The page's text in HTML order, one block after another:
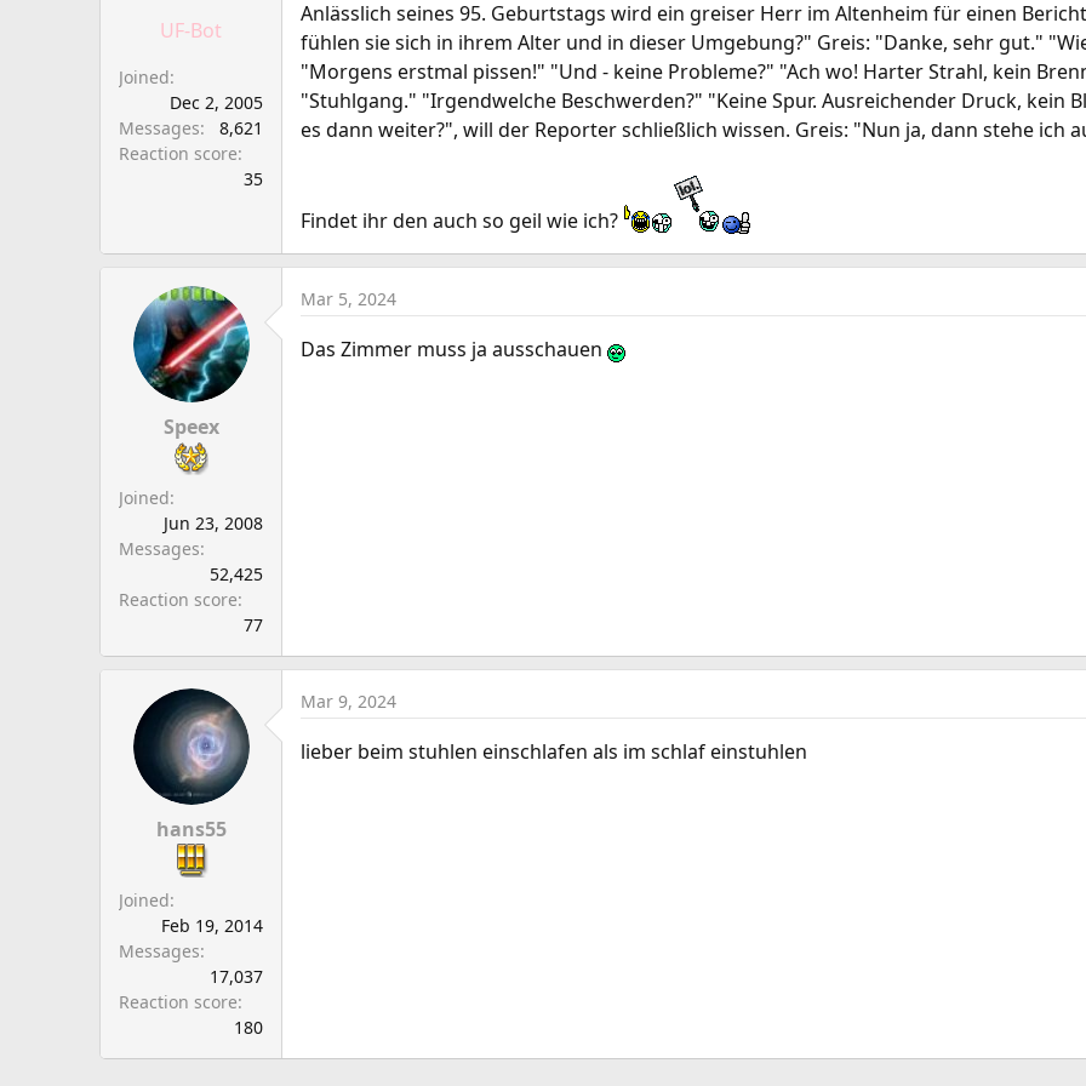
e
UF-Bot
Joined
Dec 2, 2005
Messages
8,621
Reaction score
35
Anlässlich seines 95. Geburtstags wird ein greiser Herr im Altenheim für einen
fühlen sie sich in ihrem Alter und in dieser Umgebung?" Greis: "Danke, sehr gut."
"Morgens erstmal pissen!" "Und - keine Probleme?" "Ach wo! Harter Strahl, kein
"Stuhlgang." "Irgendwelche Beschwerden?" "Keine Spur. Ausreichender Druck, kein
es dann weiter?", will der Reporter schließlich wissen. Greis: "Nun ja, dann stehe ich
Findet ihr den auch so geil wie ich?
Speex
Joined
Jun 23, 2008
Messages
52,425
Reaction score
77
Mar 5, 2024
Das Zimmer muss ja ausschauen
hans55
Joined
Feb 19, 2014
Messages
17,037
Reaction score
180
Mar 9, 2024
lieber beim stuhlen einschlafen als im schlaf einstuhlen